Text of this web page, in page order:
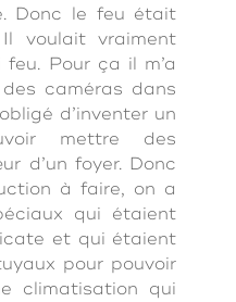
Donc le feu était
voulait vraiment
Pour ça il m’a
caméras dans
d’inventer un
mettre des
d’un foyer. Donc
à faire, on a
qui étaient
et qui étaient
pour pouvoir
climatisation qui